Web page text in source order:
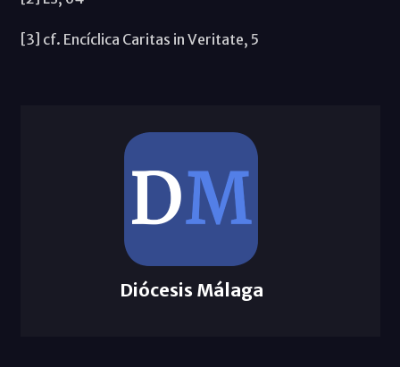
[3] cf. Encíclica Caritas in Veritate, 5
Diócesis Málaga